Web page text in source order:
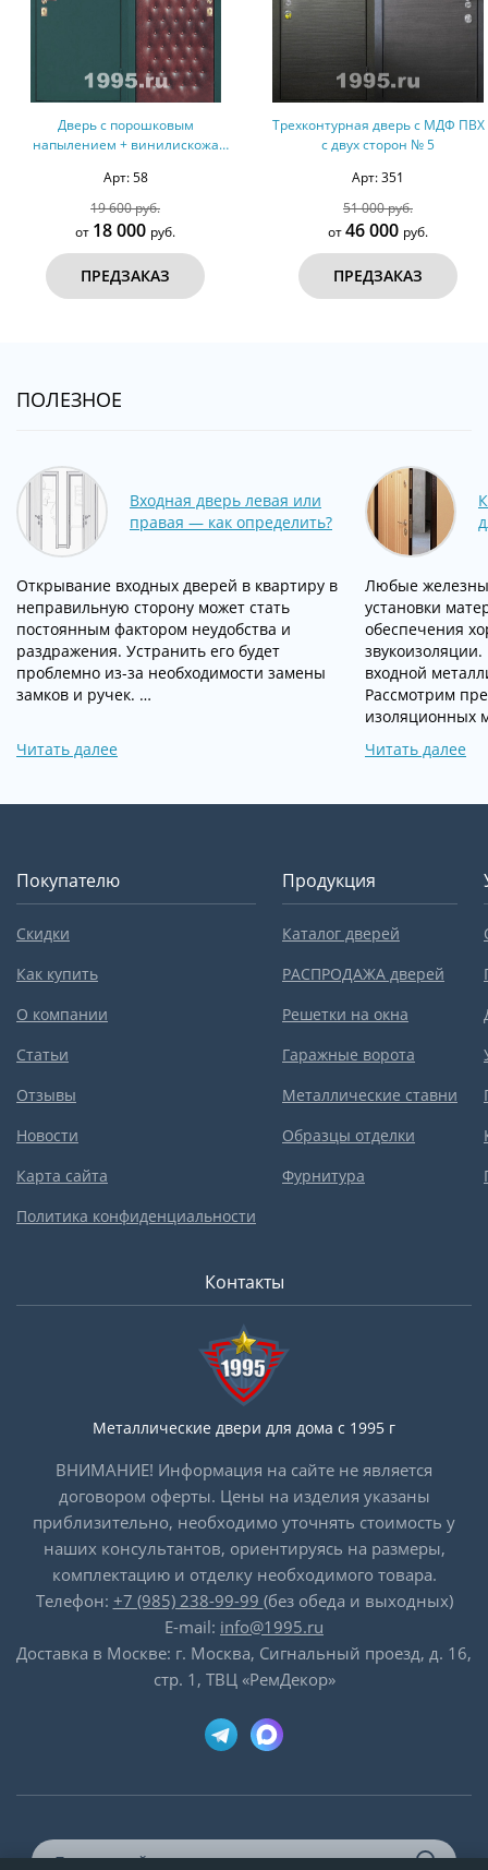
Трехконтурная дверь с МДФ ПВХ
с двух сторон № 5
Арт: 351
51 000 руб.
от 46 000руб.
ПРЕДЗАКАЗ
Глухая МДФ дверь с
вставками №68
Арт: 472
42 000 руб.
от 35 000руб.
ПРЕДЗАКАЗ
ПОЛЕЗНОЕ
Входная дверь левая или
правая — как определить?
Открывание входных дверей в квартиру в
неправильную сторону может стать
постоянным фактором неудобства и
раздражения. Устранить его будет
проблемно из-за необходимости замены
замков и ручек. …
Читать далее
Любые
установки
обеспечения
входной
Рассмотрим
изоляционных
Читать далее
Покупателю
Скидки
Как купить
О компании
Статьи
Отзывы
Новости
Карта сайта
Политика конфиденциальности
Продукция
Каталог дверей
РАСПРОДАЖА дверей
Решетки на окна
Гаражные ворота
Металлические ставни
Образцы отделки
Фурнитура
Контакты
Металлические двери для дома с 1995 г
ВНИМАНИЕ! Информация на сайте не является
договором оферты. Цены на изделия указаны
приблизительно, необходимо уточнять стоимость у
наших консультантов, ориентируясь на размеры,
комплектацию и отделку необходимого товара.
Телефон: +7 (985) 238-99-99 (без обеда и выходных)
E-mail: info@1995.ru
Доставка в Москве: г. Москва, Сигнальный проезд, д. 16,
стр. 1, ТВЦ «РемДекор»